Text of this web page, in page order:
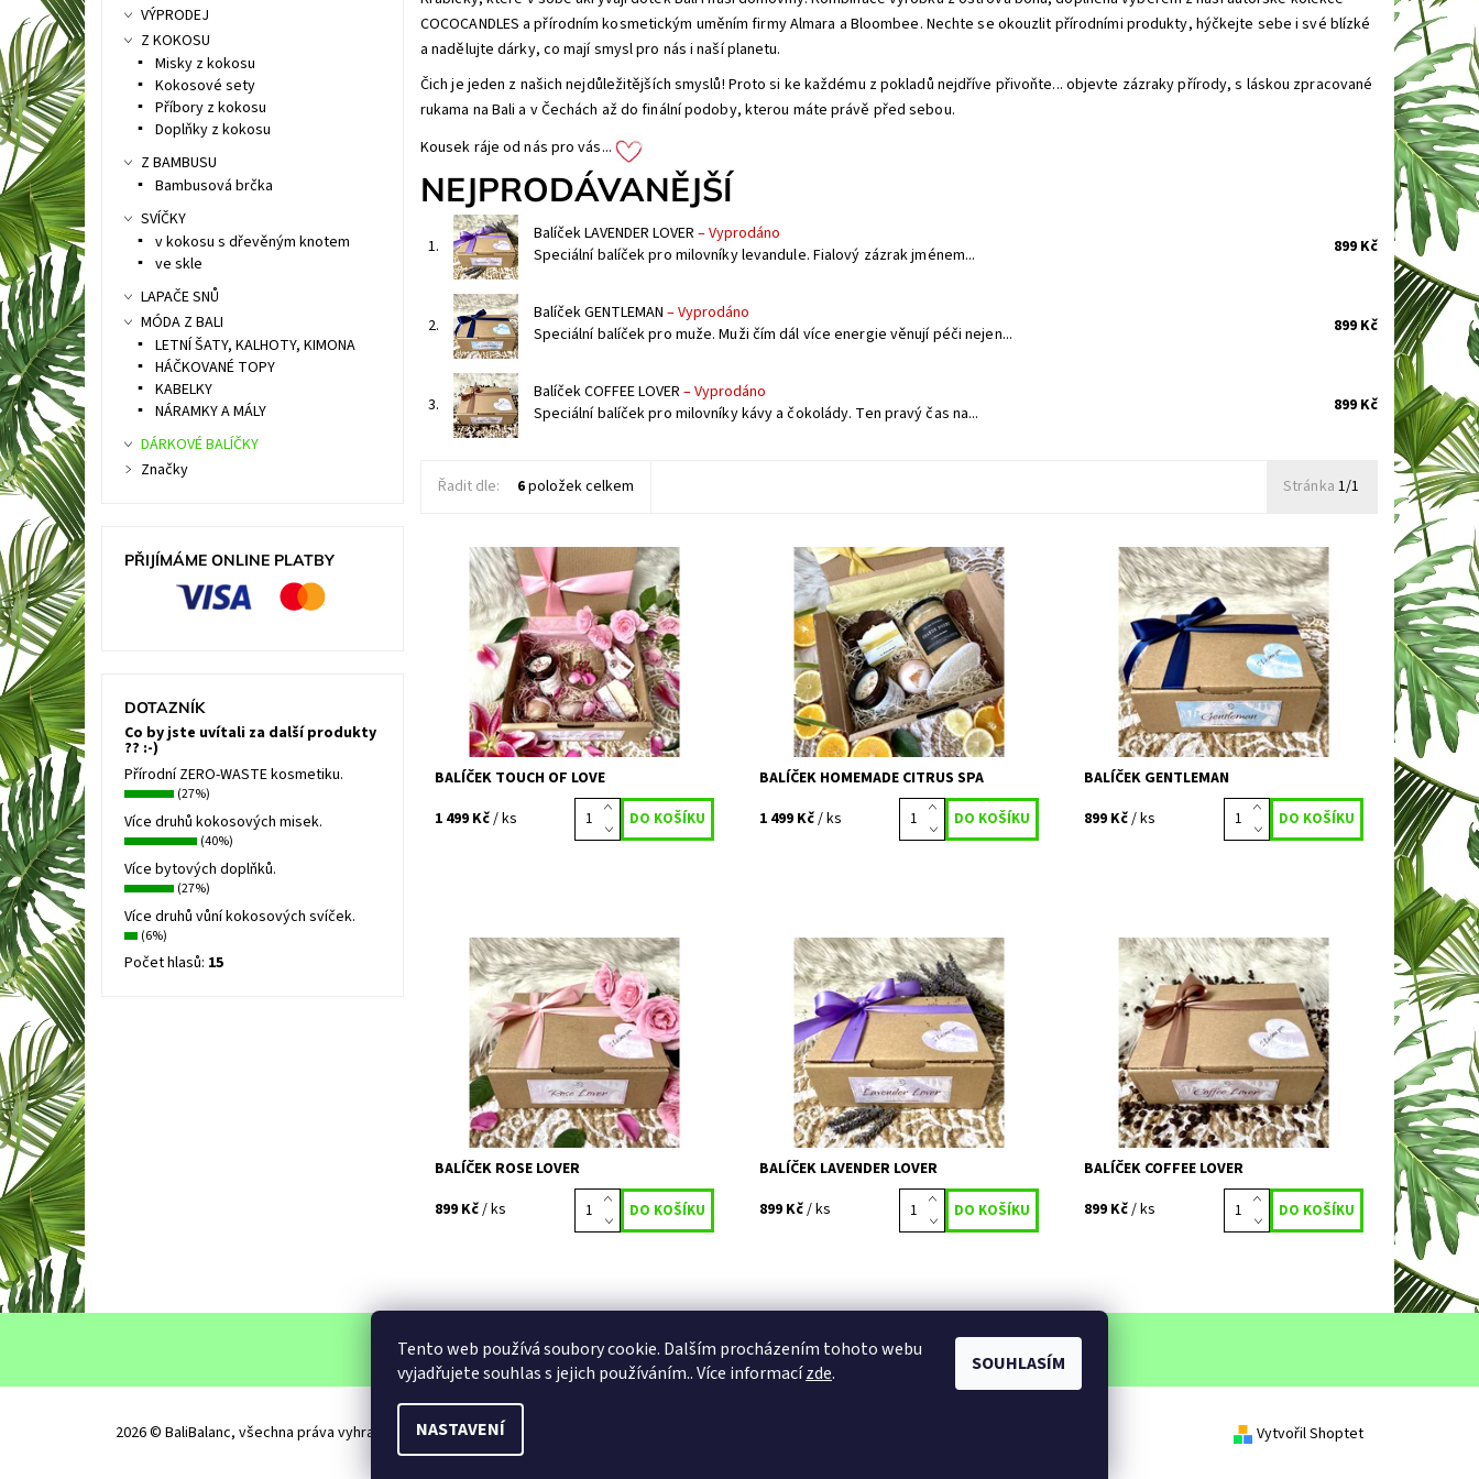
COCOCANDLES a přírodním kosmetickým uměním firmy Almara a Bloombee. Nechte se okouzlit přírodními produkty, hýčkejte sebe i své blízké
a nadělujte dárky, co mají smysl pro nás i naší planetu.
Čich je jeden z našich nejdůležitějších smyslů! Proto si ke každému z pokladů nejdříve přivoňte... objevte zázraky přírody, s láskou zpracované
rukama na Bali a v Čechách až do finální podoby, kterou máte právě před sebou.
Kousek ráje od nás pro vás...
NEJPRODÁVANĚJŠÍ
1.
Balíček LAVENDER LOVER –Vyprodáno
Speciální balíček pro milovníky levandule. Fialový zázrak jménem...
899 Kč
2.
Balíček GENTLEMAN –Vyprodáno
Speciální balíček pro muže. Muži čím dál více energie věnují péči nejen...
899 Kč
3.
Balíček COFFEE LOVER –Vyprodáno
Speciální balíček pro milovníky kávy a čokolády. Ten pravý čas na...
899 Kč
Řadit dle: 6položek celkem Stránka 1/1
Speciální limitovaný balíček nejen pro
zamilované. Pojďme lásku podpořit na
všech možných úrovních, otevřená srdce
jsou potřeba víc, než kdy...
Dostupnost:
Vyprodáno
644
BALÍČEK TOUCH OF LOVE
1 499 Kč/ ks
Speciální balíček pro milovníky citrusů a
domácích wellness Relax je pro tělo, mysl
i duši důležitější, než si myslíme! A tak
jsme se rozhodli...
Dostupnost:
Vyprodáno
653
BALÍČEK HOMEMADE CITRUS SPA
1 499 Kč/ ks
Speciální balíček pro muže. Muži čím dál
více energie věnují péči nejen o své tělo,
ale i duši. A my rozhodně tleskáme.
Protože pouze muž, hluboce...
Dostupnost:
Vyprodáno
659
BALÍČEK GENTLEMAN
899 Kč/ ks
Speciální balíček pro milovnice růží. Ženy
a růže jsou už po staletí spjaty. A tak
balíček tvořený čistě pro ženy nemůže
vonět jinak, než po...
Dostupnost:
Vyprodáno
645
BALÍČEK ROSE LOVER
899 Kč/ ks
Speciální balíček pro milovníky levandule.
Fialový zázrak jménem levandule. Dokáže
nejen uklidnit, ale i zlepšit náladu! Podle
starých Římanů...
Dostupnost:
Vyprodáno
684
BALÍČEK LAVENDER LOVER
899 Kč/ ks
Speciální balíček pro milovníky kávy a
čokolády. Ten pravý čas na kafíčko a
nejen na to do šálku. Znáte nějakého
milovníka kávy a čokolády? Právě...
Dostupnost:
Vyprodáno
656
BALÍČEK COFFEE LOVER
899 Kč/ ks
VÝPRODEJ
Z KOKOSU
Misky z kokosu
Kokosové sety
Příbory z kokosu
Doplňky z kokosu
Z BAMBUSU
Bambusová brčka
SVÍČKY
v kokosu s dřevěným knotem
ve skle
LAPAČE SNŮ
MÓDA Z BALI
LETNÍ ŠATY, KALHOTY, KIMONA
HÁČKOVANÉ TOPY
KABELKY
NÁRAMKY A MÁLY
DÁRKOVÉ BALÍČKY
Značky
PŘIJÍMÁME ONLINE PLATBY
DOTAZNÍK
Co by jste uvítali za další produkty
?? :-)
Přírodní ZERO-WASTE kosmetiku.
(27%)
Více druhů kokosových misek.
(40%)
Více bytových doplňků.
(27%)
Více druhů vůní kokosových svíček.
(6%)
Počet hlasů: 15
Podmínky ochrany osobních údajů | Obchodní podmínky | Kontakty | Reklamační řád
2026 © BaliBalanc, všechna práva vyhrazena Vytvořil Shoptet
Tento web používá soubory cookie. Dalším procházením tohoto webu
vyjadřujete souhlas s jejich používáním.. Více informacízde.
NASTAVENÍ
SOUHLASÍM